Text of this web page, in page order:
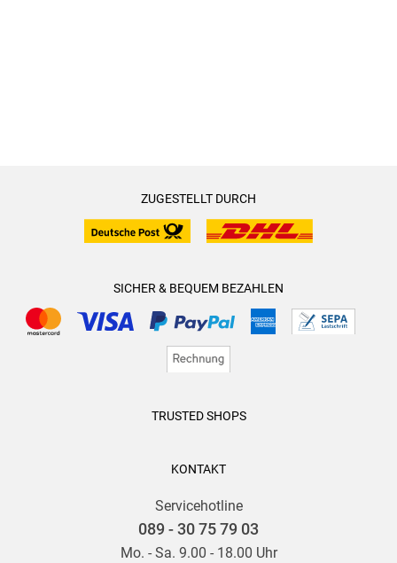
ZUGESTELLT DURCH
SICHER & BEQUEM BEZAHLEN
TRUSTED SHOPS
KONTAKT
Servicehotline
089 - 30 75 79 03
Mo. - Sa. 9.00 - 18.00 Uhr